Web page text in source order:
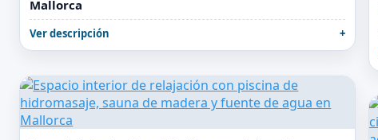
Mallorca
Ver descripción